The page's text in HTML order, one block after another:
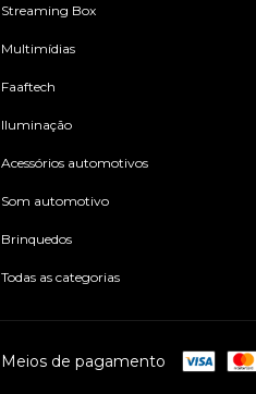
Streaming Box
Multimídias
Faaftech
Iluminação
Acessórios automotivos
Som automotivo
Brinquedos
Todas as categorias
Meios de pagamento